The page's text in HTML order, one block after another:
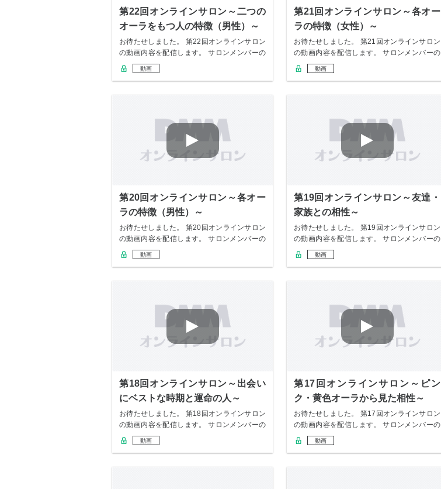
第22回オンラインサロン～二つの
オーラをもつ人の特徴（男性）～
お待たせしました。 第22回オンラインサロン
の動画内容を配信します。 サロンメンバーの
み無…
動画
第21回オンラインサロン～各オー
ラの特徴（女性）～
お待たせしました。 第21回オンラインサロン
の動画内容を配信します。 サロンメンバーの
み無…
動画
第20回オンラインサロン～各オー
ラの特徴（男性）～
お待たせしました。 第20回オンラインサロン
の動画内容を配信します。 サロンメンバーの
み無…
動画
第19回オンラインサロン～友達・
家族との相性～
お待たせしました。 第19回オンラインサロン
の動画内容を配信します。 サロンメンバーの
み無…
動画
第18回オンラインサロン～出会い
にベストな時期と運命の人～
お待たせしました。 第18回オンラインサロン
の動画内容を配信します。 サロンメンバーの
み無…
動画
第17回オンラインサロン～ピン
ク・黄色オーラから見た相性～
お待たせしました。 第17回オンラインサロン
の動画内容を配信します。 サロンメンバーの
み無…
動画